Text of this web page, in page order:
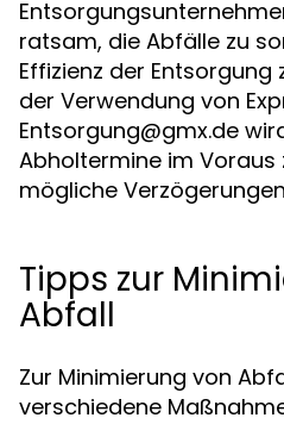
ratsam, die Abfälle zu
Effizienz der Entsorgung
der Verwendung von
Entsorgung@gmx.de
Abholtermine im Voraus
mögliche
Tipps zur
Abfall
Zur Minimierung von
verschiedene